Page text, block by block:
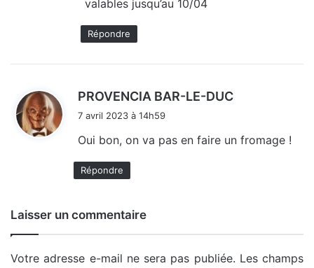
valables jusqu’au 10/04
Répondre
PROVENCIA BAR-LE-DUC
7 avril 2023 à 14h59
Oui bon, on va pas en faire un fromage !
Répondre
Laisser un commentaire
Votre adresse e-mail ne sera pas publiée. Les champs